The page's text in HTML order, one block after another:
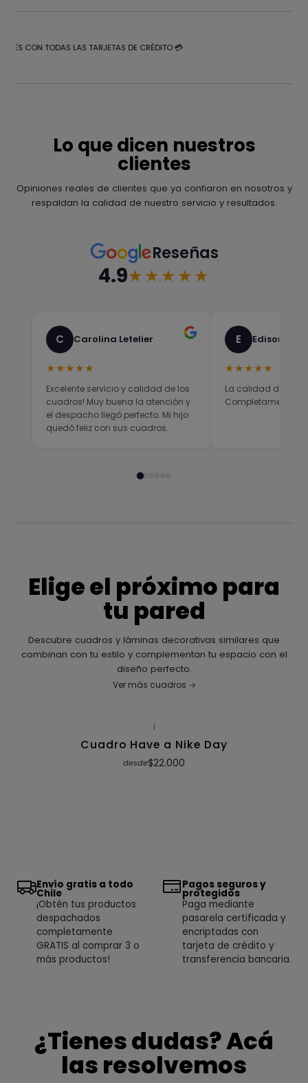
CON TODAS LAS TARJETAS DE CRÉDITO 💳
Lo que dicen nuestros
clientes
Opiniones reales de clientes que ya confiaron en nosotros y
respaldan la calidad de nuestro servicio y resultados.
Reseñas
4.9★★★★★
C Carolina Letelier
★★★★★
Excelente servicio y calidad de los
cuadros! Muy buena la atención y
el despacho llegó perfecto. Mi hijo
quedó feliz con sus cuadros.
E Edison
★★★★★
La calidad del
Completamente
Elige el próximo para
tu pared
Descubre cuadros y láminas decorativas similares que
combinan con tu estilo y complementan tu espacio con el
diseño perfecto.
Ver más cuadros
|
Cuadro Have a Nike Day
desde$22.000
Envío gratis a todo
Chile
¡Obtén tus productos
despachados
completamente
GRATIS al comprar 3 o
más productos!
Pagos seguros y
protegidos
Paga mediante
pasarela certificada y
encriptadas con
tarjeta de crédito y
transferencia bancaria.
¿Tienes dudas? Acá
las resolvemos